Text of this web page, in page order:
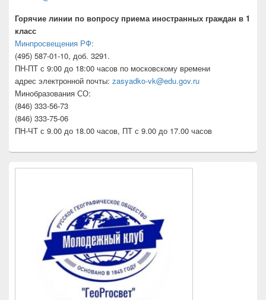
Горячие линии по вопросу приема иностранных граждан в 1
класс
Минпросвещения РФ:
(495) 587-01-10, доб. 3291.
ПН-ПТ с 9:00 до 18:00 часов по московскому времени
адрес электронной почты: zasyadko-vk@edu.gov.ru
Минобразования СО:
(846) 333-56-73
(846) 333-75-06
ПН-ЧТ с 9.00 до 18.00 часов, ПТ с 9.00 до 17.00 часов